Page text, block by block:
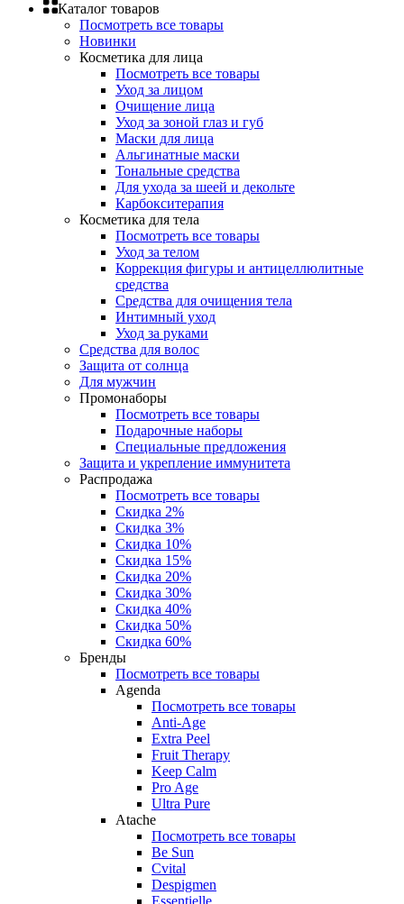
Каталог товаров
Посмотреть все товары
Новинки
Косметика для лица
Посмотреть все товары
Уход за лицом
Очищение лица
Уход за зоной глаз и губ
Маски для лица
Альгинатные маски
Тональные средства
Для ухода за шеей и декольте
Карбокситерапия
Косметика для тела
Посмотреть все товары
Уход за телом
Коррекция фигуры и антицеллюлитные
средства
Средства для очищения тела
Интимный уход
Уход за руками
Средства для волос
Защита от солнца
Для мужчин
Промонаборы
Посмотреть все товары
Подарочные наборы
Специальные предложения
Защита и укрепление иммунитета
Распродажа
Посмотреть все товары
Скидка 2%
Скидка 3%
Скидка 10%
Скидка 15%
Скидка 20%
Скидка 30%
Скидка 40%
Скидка 50%
Скидка 60%
Бренды
Посмотреть все товары
Agenda
Посмотреть все товары
Anti‑Age
Extra Peel
Fruit Therapy
Keep Calm
Pro Age
Ultra Pure
Atache
Посмотреть все товары
Be Sun
Cvital
Despigmen
Essentielle